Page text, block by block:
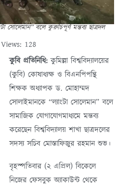
সোলেমান” বলে কুরুচিপূর্ণ মন্তব্য ছাত্রদল
128
কুবি প্রতিনিধি:কুমিল্লা বিশ্ববিদ্যালয়ের
(কুবি) কোষাধ্যক্ষ ও বিএনপিপন্থি
শিক্ষক অধ্যাপক ড. মোহাম্মদ
সোলাইমানকে “ল্যাংটা সোলেমান” বলে
সামাজিক যোগাযোগমাধ্যমে মন্তব্য
করেছেন বিশ্ববিদ্যালয় শাখা ছাত্রদলের
সদস্য সচিব মোস্তাফিজুর রহমান শুভ।
বৃহস্পতিবার (২ এপ্রিল) বিকেলে
নিজের ফেসবুক অ্যাকাউন্ট থেকে